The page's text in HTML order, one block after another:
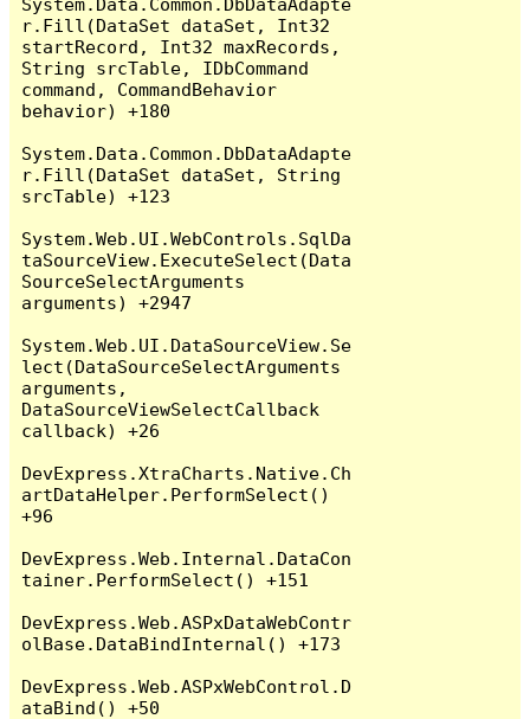
System.Data.Common.DbDataAdapte
r.Fill(DataSet dataSet, Int32
startRecord, Int32 maxRecords,
String srcTable, IDbCommand
command, CommandBehavior
behavior) +180
System.Data.Common.DbDataAdapte
r.Fill(DataSet dataSet, String
srcTable) +123
System.Web.UI.WebControls.SqlDa
taSourceView.ExecuteSelect(Data
SourceSelectArguments
arguments) +2947
System.Web.UI.DataSourceView.Se
lect(DataSourceSelectArguments
arguments,
DataSourceViewSelectCallback
callback) +26
DevExpress.XtraCharts.Native.Ch
artDataHelper.PerformSelect()
+96
DevExpress.Web.Internal.DataCon
tainer.PerformSelect() +151
DevExpress.Web.ASPxDataWebContr
olBase.DataBindInternal() +173
DevExpress.Web.ASPxWebControl.D
ataBind() +50